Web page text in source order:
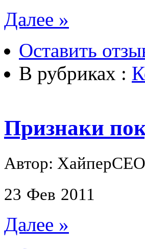
Далее »
Оставить
В рубриках :
Признаки
Автор: ХайперСЕО
23 Фев 2011
Далее »